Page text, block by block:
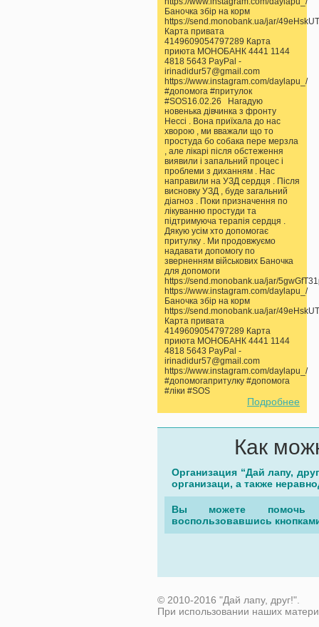
Баночка збір на корм
https://send.monobank.ua/jar/
Карта привата
4149609054797289 Карта
приюта МОНОБАНК 4441 1144
4818 5643 PayPal -
irinadidur57@gmail.com
https://www.instagram.com/daylapu_/
#допомога #притулок
#SOS16.02.26 Нагадую
новенька дівчинка з фронту
Нессі . Вона приїхала до нас
хворою , ми вважали що то
простуда бо собака пере мерзла
, але лікарі після обстеження
виявили і запальний процес і
проблеми з диханням . Нас
направили на УЗД сердця . Після
висновку УЗД , буде загальний
діагноз . Поки призначення по
лікуванню простуди та
підтримуюча терапія сердця .
Дякую усім хто допомогає
притулку . Ми продовжуємо
надавати допомогу по
зверненням військових Баночка
для допомоги
https://send.monobank.ua/jar/
https://www.instagram.com/daylapu_/
Баночка збір на корм
https://send.monobank.ua/jar/
Карта привата
4149609054797289 Карта
приюта МОНОБАНК 4441 1144
4818 5643 PayPal -
irinadidur57@gmail.com
https://www.instagram.com/daylapu_/
#допомогапритулку #допомога
#ліки #SOS
Подробнее
Как
Организация “Дай лапу,
организаци, а также
Вы можете помочь
воспользовавшись
© 2010-2016 "Дай лапу, друг!".
При использовании наших